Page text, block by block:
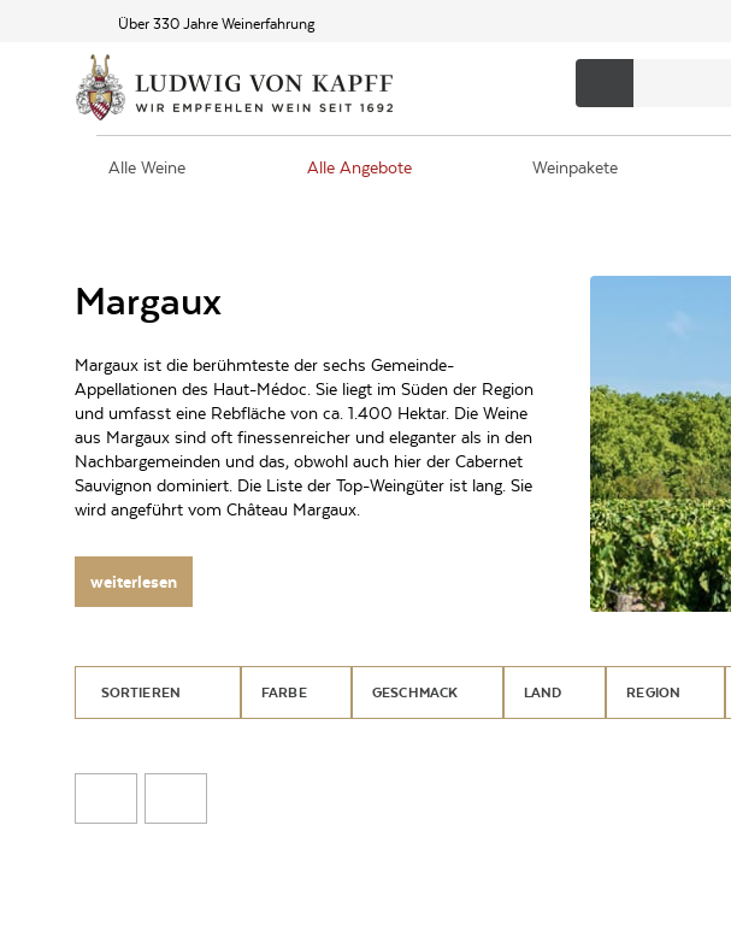
Über 330 Jahre Weinerfahrung
Alle Weine Alle Angebote Weinpakete
Margaux
Margaux ist die berühmteste der sechs Gemeinde-
Appellationen des Haut-Médoc. Sie liegt im Süden der Region
und umfasst eine Rebfläche von ca. 1.400 Hektar. Die Weine
aus Margaux sind oft finessenreicher und eleganter als in den
Nachbargemeinden und das, obwohl auch hier der Cabernet
Sauvignon dominiert. Die Liste der Top-Weingüter ist lang. Sie
wird angeführt vom Château Margaux.
weiterlesen
SORTIEREN FARBE GESCHMACK LAND REGION